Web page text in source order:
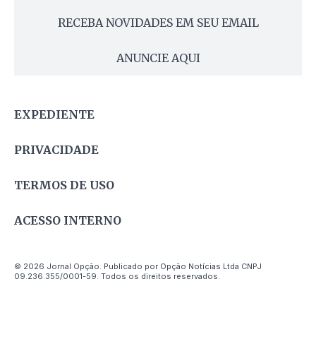
RECEBA NOVIDADES EM SEU EMAIL
ANUNCIE AQUI
EXPEDIENTE
PRIVACIDADE
TERMOS DE USO
ACESSO INTERNO
© 2026 Jornal Opção. Publicado por Opção Notícias Ltda CNPJ
09.236.355/0001-59. Todos os direitos reservados.